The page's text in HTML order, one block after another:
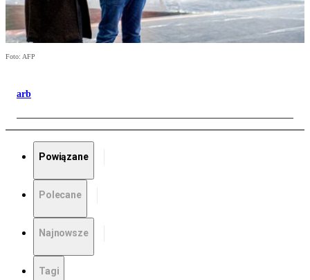
Foto: AFP
arb
Powiązane
Polecane
Najnowsze
Tagi